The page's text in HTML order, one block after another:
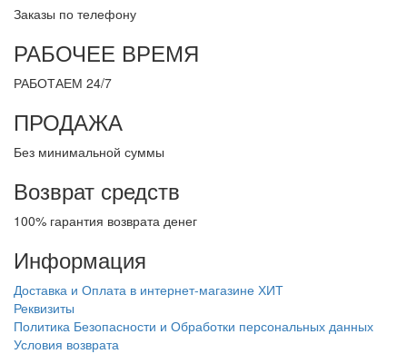
Заказы по телефону
РАБОЧЕЕ ВРЕМЯ
РАБОТАЕМ 24/7
ПРОДАЖА
Без минимальной суммы
Возврат средств
100% гарантия возврата денег
Информация
Доставка и Оплата в интернет-магазине ХИТ
Реквизиты
Политика Безопасности и Обработки персональных данных
Условия возврата